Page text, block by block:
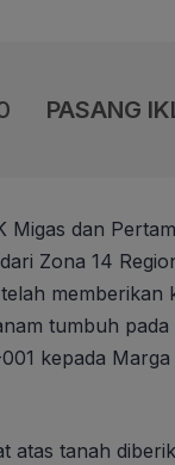
PASANG
Migas dan
Zona 14
memberikan
tumbuh
kepada
atas tanah